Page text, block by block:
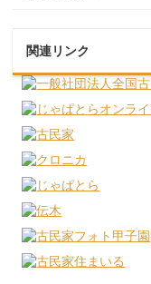
関連リンク